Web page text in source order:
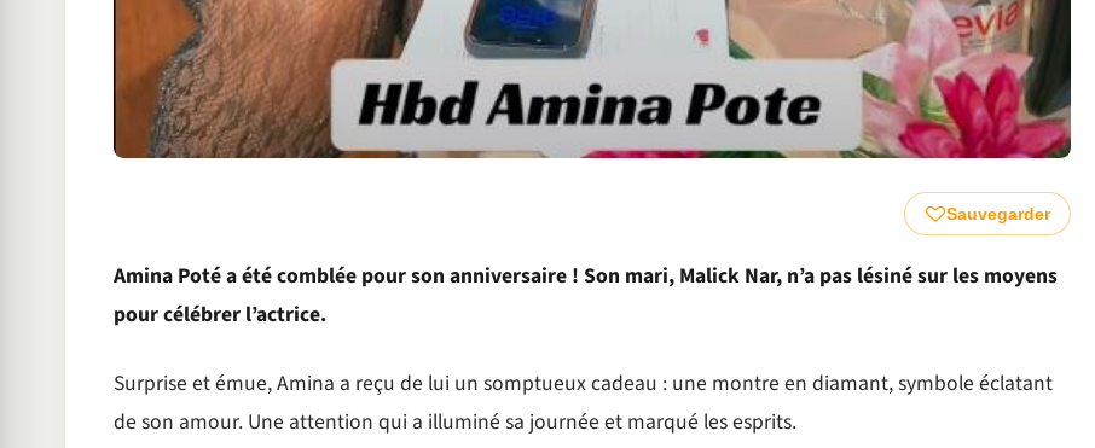
Sauvegarder
Amina Poté a été comblée pour son anniversaire ! Son mari, Malick Nar, n’a pas lésiné sur les moyens
pour célébrer l’actrice.
Surprise et émue, Amina a reçu de lui un somptueux cadeau : une montre en diamant, symbole éclatant
de son amour. Une attention qui a illuminé sa journée et marqué les esprits.